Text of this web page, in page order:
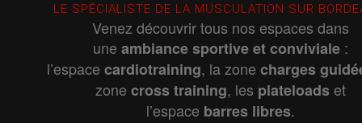
LE SPÉCIALISTE DE LA MUSCULATION SUR
Venez découvrir tous nos espaces dans
une ambiance sportive et conviviale:
l’espace cardiotraining, la zone charges
zone cross training, les plateloads et
l’espace barres libres.